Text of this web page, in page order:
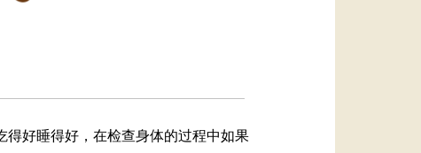
好睡得好，在检查身体的过程中如果